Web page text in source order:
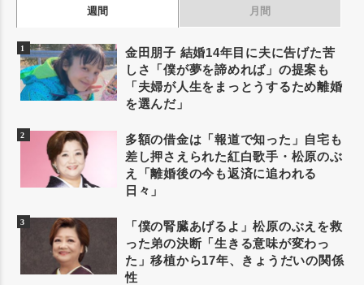
週間 月間
金田朋子 結婚14年目に夫に告げた苦
しさ「僕が夢を諦めれば」の提案も
「夫婦が人生をまっとうするため離婚
を選んだ」
多額の借金は「報道で知った」自宅も
差し押さえられた紅白歌手・松原のぶ
え「離婚後の今も返済に追われる
日々」
「僕の腎臓あげるよ」松原のぶえを救
った弟の決断「生きる意味が変わっ
た」移植から17年、きょうだいの関係
性